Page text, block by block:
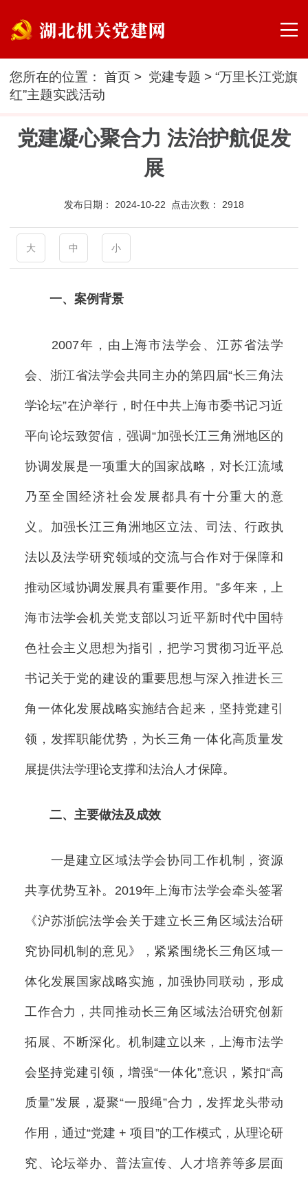
您所在的位置：首页 > 党建专题 >“万里长江党旗
红”主题实践活动
党建凝心聚合力 法治护航促发
展
发布日期： 2024-10-22 点击次数： 2918
大 中 小
一、案例背景
2007年，由上海市法学会、江苏省法学
会、浙江省法学会共同主办的第四届“长三角法
学论坛”在沪举行，时任中共上海市委书记习近
平向论坛致贺信，强调“加强长江三角洲地区的
协调发展是一项重大的国家战略，对长江流域
乃至全国经济社会发展都具有十分重大的意
义。加强长江三角洲地区立法、司法、行政执
法以及法学研究领域的交流与合作对于保障和
推动区域协调发展具有重要作用。”多年来，上
海市法学会机关党支部以习近平新时代中国特
色社会主义思想为指引，把学习贯彻习近平总
书记关于党的建设的重要思想与深入推进长三
角一体化发展战略实施结合起来，坚持党建引
领，发挥职能优势，为长三角一体化高质量发
展提供法学理论支撑和法治人才保障。
二、主要做法及成效
一是建立区域法学会协同工作机制，资源
共享优势互补。2019年上海市法学会牵头签署
《沪苏浙皖法学会关于建立长三角区域法治研
究协同机制的意见》，紧紧围绕长三角区域一
体化发展国家战略实施，加强协同联动，形成
工作合力，共同推动长三角区域法治研究创新
拓展、不断深化。机制建立以来，上海市法学
会坚持党建引领，增强“一体化”意识，紧扣“高
质量”发展，凝聚“一股绳”合力，发挥龙头带动
作用，通过“党建 + 项目”的工作模式，从理论研
究、论坛举办、普法宣传、人才培养等多层面